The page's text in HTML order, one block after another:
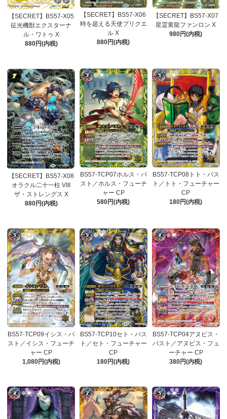
【SECRET】BS57-X05
征光機獣エクスターナ
ル・ワトゥ X
880円(内税)
【SECRET】BS57-X06
時を超える天使プリクエ
ル X
880円(内税)
【SECRET】BS57-X07
星霊黄龍ファンロン X
980円(内税)
【SECRET】BS57-X08
オラクル二十一柱 VIII
ザ・ストレングス X
880円(内税)
BS57-TCP07ホルス・パ
スト／ホルス・フューチ
ャー CP
580円(内税)
BS57-TCP08トト・パス
ト／トト・フューチャー
CP
180円(内税)
BS57-TCP09イシス・パ
スト／イシス・フューチ
ャー CP
1,080円(内税)
BS57-TCP10セト・パス
ト／セト・フューチャー
CP
180円(内税)
BS57-TCP04アヌビス・
パスト／アヌビス・フュ
ーチャー CP
380円(内税)